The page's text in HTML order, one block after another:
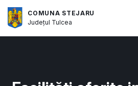
COMUNA STEJARU
Județul Tulcea